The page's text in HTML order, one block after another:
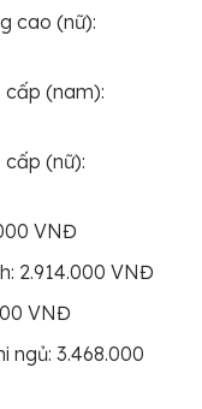
cao (nữ):
(nam):
(nữ):
VNĐ
2.914.000 VNĐ
VNĐ
ngủ: 3.468.000